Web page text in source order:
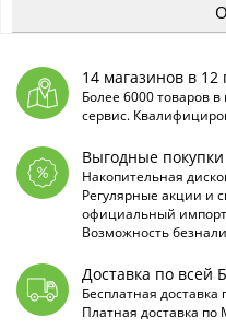
14 магазинов в 12
Более 6000 товаров
сервис.
Выгодные покупки
Накопительная
Регулярные акции и
официальный
Возможность
Доставка по всей
Бесплатная
Платная доставка